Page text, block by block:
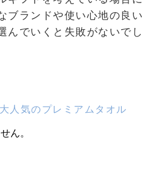
ブランドや使い心地の良い
んでいくと失敗がないでし
人気のプレミアムタオル